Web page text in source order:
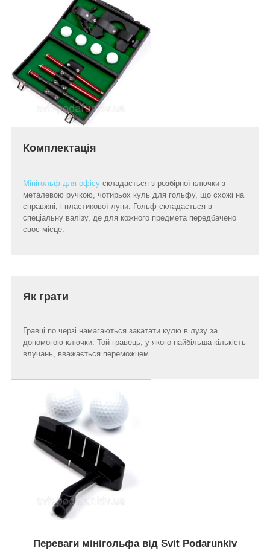
Комплектація
Мінігольф для офісу складається з розбірної ключки з
металевою ручкою, чотирьох куль для гольфу, що схожі на
справжні, і пластикової лупи. Гольф складається в
спеціальну валізу, де для кожного предмета передбачено
своє місце.
Як грати
Гравці по черзі намагаються закатати кулю в лузу за
допомогою ключки. Той гравець, у якого найбільша кількість
влучань, вважається переможцем.
Переваги мінігольфа від Svit Podarunkiv